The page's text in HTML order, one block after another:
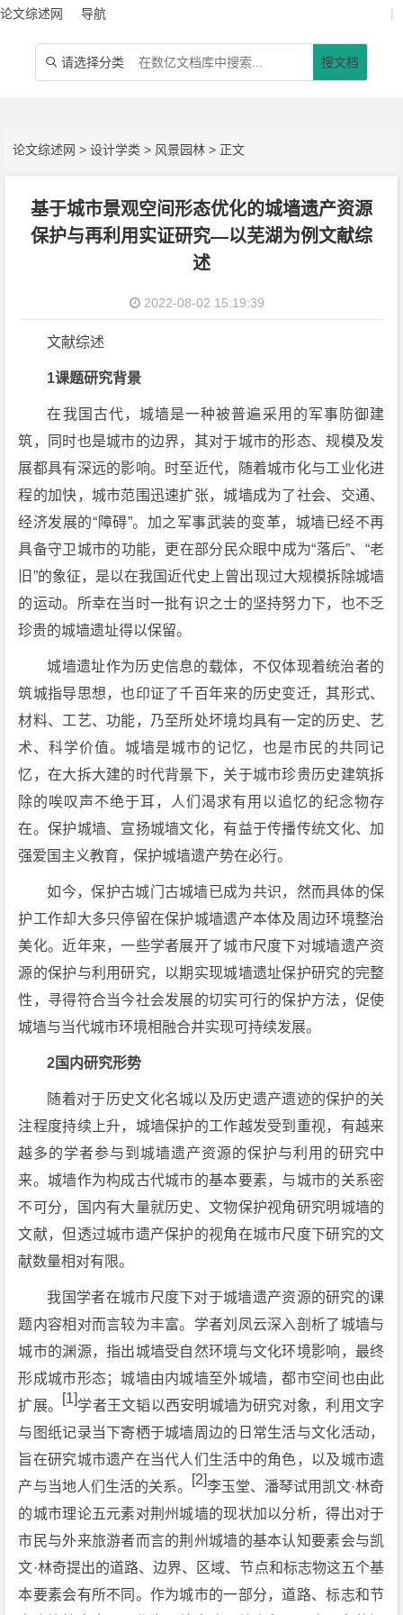
论文综述网 导航 |
 请选择分类 搜文档
论文综述网 >设计学类 > 风景园林 > 正文
基于城市景观空间形态优化的城墙遗产资源
保护与再利用实证研究—以芜湖为例文献综
述
2022-08-02 15:19:39
文献综述
1课题研究背景
在我国古代，城墙是一种被普遍采用的军事防御建
筑，同时也是城市的边界，其对于城市的形态、规模及发
展都具有深远的影响。时至近代，随着城市化与工业化进
程的加快，城市范围迅速扩张，城墙成为了社会、交通、
经济发展的“障碍”。加之军事武装的变革，城墙已经不再
具备守卫城市的功能，更在部分民众眼中成为“落后”、“老
旧”的象征，是以在我国近代史上曾出现过大规模拆除城墙
的运动。所幸在当时一批有识之士的坚持努力下，也不乏
珍贵的城墙遗址得以保留。
城墙遗址作为历史信息的载体，不仅体现着统治者的
筑城指导思想，也印证了千百年来的历史变迁，其形式、
材料、工艺、功能，乃至所处坏境均具有一定的历史、艺
术、科学价值。城墙是城市的记忆，也是市民的共同记
忆，在大拆大建的时代背景下，关于城市珍贵历史建筑拆
除的唉叹声不绝于耳，人们渴求有用以追忆的纪念物存
在。保护城墙、宣扬城墙文化，有益于传播传统文化、加
强爱国主义教育，保护城墙遗产势在必行。
如今，保护古城门古城墙已成为共识，然而具体的保
护工作却大多只停留在保护城墙遗产本体及周边环境整治
美化。近年来，一些学者展开了城市尺度下对城墙遗产资
源的保护与利用研究，以期实现城墙遗址保护研究的完整
性，寻得符合当今社会发展的切实可行的保护方法，促使
城墙与当代城市环境相融合并实现可持续发展。
2国内研究形势
随着对于历史文化名城以及历史遗产遗迹的保护的关
注程度持续上升，城墙保护的工作越发受到重视，有越来
越多的学者参与到城墙遗产资源的保护与利用的研究中
来。城墙作为构成古代城市的基本要素，与城市的关系密
不可分，国内有大量就历史、文物保护视角研究明城墙的
文献，但透过城市遗产保护的视角在城市尺度下研究的文
献数量相对有限。
我国学者在城市尺度下对于城墙遗产资源的研究的课
题内容相对而言较为丰富。学者刘凤云深入剖析了城墙与
城市的渊源，指出城墙受自然环境与文化环境影响，最终
形成城市形态；城墙由内城墙至外城墙，都市空间也由此
扩展。
[1]学者王文韬以西安明城墙为研究对象，利用文字
与图纸记录当下寄栖于城墙周边的日常生活与文化活动，
旨在研究城市遗产在当代人们生活中的角色，以及城市遗
产与当地人们生活的关系。
[2]李玉堂、潘琴试用凯文·林奇
的城市理论五元素对荆州城墙的现状加以分析，得出对于
市民与外来旅游者而言的荆州城墙的基本认知要素会与凯
文·林奇提出的道路、边界、区域、节点和标志物这五个基
本要素会有所不同。作为城市的一部分，道路、标志和节